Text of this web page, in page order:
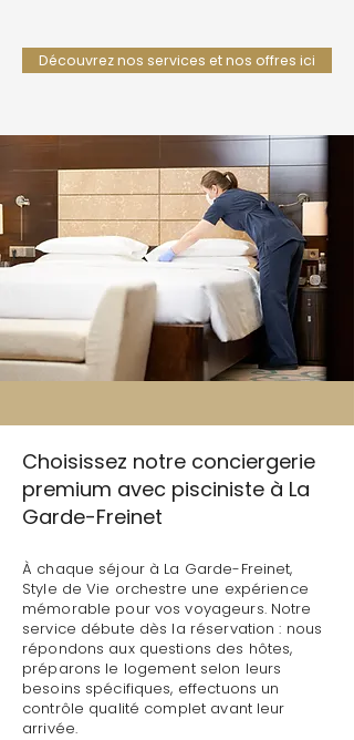
Découvrez nos services et nos offres ici
Choisissez notre conciergerie
premium avec pisciniste à La
Garde-Freinet
À chaque séjour à La Garde-Freinet,
Style de Vie orchestre une expérience
mémorable pour vos voyageurs. Notre
service débute dès la réservation : nous
répondons aux questions des hôtes,
préparons le logement selon leurs
besoins spécifiques, effectuons un
contrôle qualité complet avant leur
arrivée.